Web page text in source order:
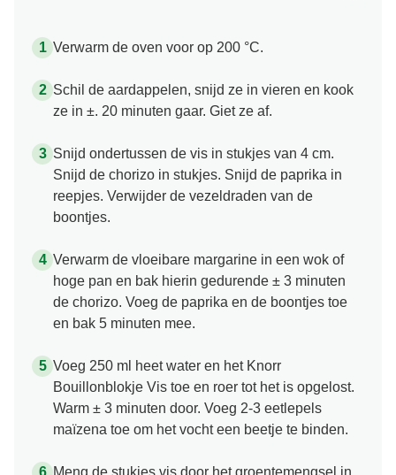
Verwarm de oven voor op 200 °C.
Schil de aardappelen, snijd ze in vieren en kook
ze in ±. 20 minuten gaar. Giet ze af.
Snijd ondertussen de vis in stukjes van 4 cm.
Snijd de chorizo in stukjes. Snijd de paprika in
reepjes. Verwijder de vezeldraden van de
boontjes.
Verwarm de vloeibare margarine in een wok of
hoge pan en bak hierin gedurende ± 3 minuten
de chorizo. Voeg de paprika en de boontjes toe
en bak 5 minuten mee.
Voeg 250 ml heet water en het Knorr
Bouillonblokje Vis toe en roer tot het is opgelost.
Warm ± 3 minuten door. Voeg 2-3 eetlepels
maïzena toe om het vocht een beetje te binden.
Meng de stukjes vis door het groentemengsel in